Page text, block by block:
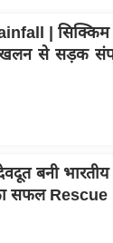
|
से सड़क
बनी भारतीय
सफल Rescue